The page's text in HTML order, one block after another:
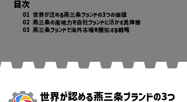
目次
01 世界が認める燕三条ブランドの3つの価値
02 燕三条の産地力を自社ブランドに活かす具体策
03 燕三条ブランドで海外市場を開拓する戦略
世界が認める燕三条ブランドの3つ